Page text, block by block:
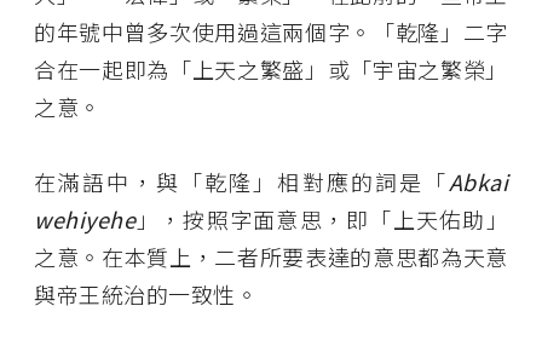
的年號中曾多次使用過這兩個字。「乾隆」二字
合在一起即為「上天之繁盛」或「宇宙之繁榮」
之意。
在滿語中，與「乾隆」相對應的詞是「Abkai
wehiyehe」，按照字面意思，即「上天佑助」
之意。在本質上，二者所要表達的意思都為天意
與帝王統治的一致性。